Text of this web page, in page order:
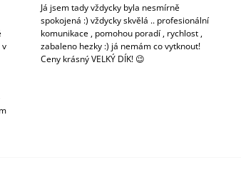
v
Já jsem tady vždycky byla nesmírně
spokojená :) vždycky skvělá .. profesionální
komunikace , pomohou poradí , rychlost ,
zabaleno hezky :) já nemám co vytknout!
Ceny krásný VELKÝ DÍK! 😉